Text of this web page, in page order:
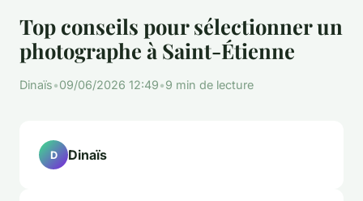
Top conseils pour sélectionner un
photographe à Saint-Étienne
Dinaïs•09/06/2026 12:49•9 min de lecture
D Dinaïs